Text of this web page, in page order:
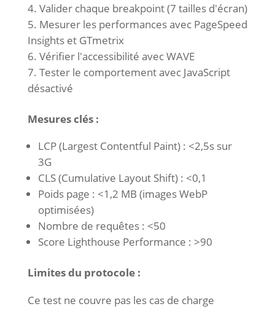
Valider chaque breakpoint (7 tailles d'écran)
Mesurer les performances avec PageSpeed
Insights et GTmetrix
Vérifier l'accessibilité avec WAVE
Tester le comportement avec JavaScript
désactivé
Mesures clés :
LCP (Largest Contentful Paint) : <2,5s sur
3G
CLS (Cumulative Layout Shift) : <0,1
Poids page : <1,2 MB (images WebP
optimisées)
Nombre de requêtes : <50
Score Lighthouse Performance : >90
Limites du protocole :
Ce test ne couvre pas les cas de charge